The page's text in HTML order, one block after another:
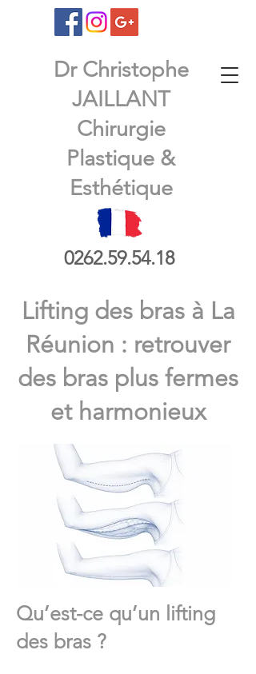
Dr Christophe
JAILLANT
Chirurgie
Plastique &
Esthétique
0262.59.54.18
Lifting des bras à La
Réunion : retrouver
des bras plus fermes
et harmonieux
Qu’est-ce qu’un lifting
des bras ?